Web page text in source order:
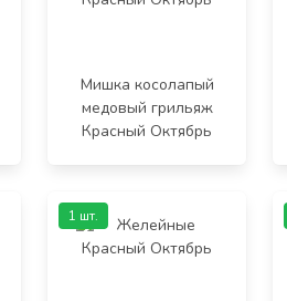
Мишка косолапый
медовый грильяж
Красный Октябрь
1 шт.